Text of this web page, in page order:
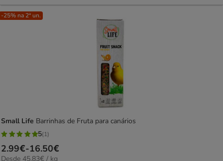
-25% na 2ª un.
Small Life Barrinhas de Fruta para canários
5
estrelas
5(1)
Preço
2.99€-16.50€
45.83€
Desde 45.83€ / kg